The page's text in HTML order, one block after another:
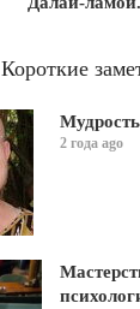
Короткие
2 года ago